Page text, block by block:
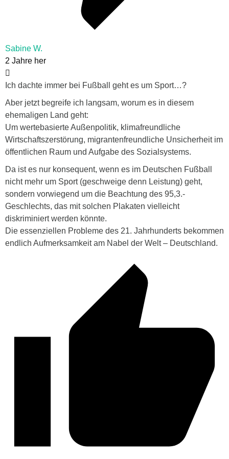
Sabine W.
2 Jahre her
Ich dachte immer bei Fußball geht es um Sport…?
Aber jetzt begreife ich langsam, worum es in diesem
ehemaligen Land geht:
Um wertebasierte Außenpolitik, klimafreundliche
Wirtschaftszerstörung, migrantenfreundliche Unsicherheit im
öffentlichen Raum und Aufgabe des Sozialsystems.
Da ist es nur konsequent, wenn es im Deutschen Fußball
nicht mehr um Sport (geschweige denn Leistung) geht,
sondern vorwiegend um die Beachtung des 95,3.-
Geschlechts, das mit solchen Plakaten vielleicht
diskriminiert werden könnte.
Die essenziellen Probleme des 21. Jahrhunderts bekommen
endlich Aufmerksamkeit am Nabel der Welt – Deutschland.